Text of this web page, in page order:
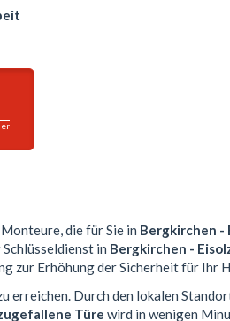
die für Sie in Bergkirchen -
in Bergkirchen -
zur Erhöhung der Sicherheit für Ihr
erreichen. Durch den lokalen
Türe wird in wenigen